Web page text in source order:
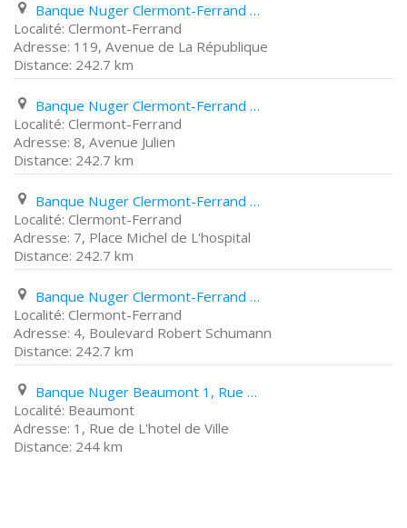
Banque Nuger Clermont-Ferrand 119, Avenue de La République
Clermont-Ferrand
119, Avenue de La République
242.7 km
Banque Nuger Clermont-Ferrand 8, Avenue Julien
Clermont-Ferrand
8, Avenue Julien
242.7 km
Banque Nuger Clermont-Ferrand 7, Place Michel de L'hospital
Clermont-Ferrand
7, Place Michel de L'hospital
242.7 km
Banque Nuger Clermont-Ferrand 4, Boulevard Robert Schumann
Clermont-Ferrand
4, Boulevard Robert Schumann
242.7 km
Banque Nuger Beaumont 1, Rue de L'hotel de Ville
Beaumont
1, Rue de L'hotel de Ville
244 km